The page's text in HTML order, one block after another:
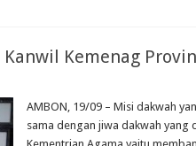
Kemenag
AMBON, 19/09 – Misi dakwah
sama dengan jiwa dakwah yang